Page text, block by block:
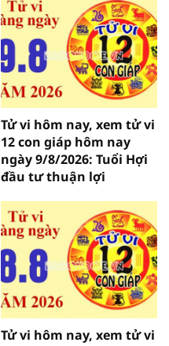
Tử vi hôm nay, xem tử vi
12 con giáp hôm nay
ngày 9/8/2026: Tuổi Hợi
đầu tư thuận lợi
Tử vi hôm nay, xem tử vi